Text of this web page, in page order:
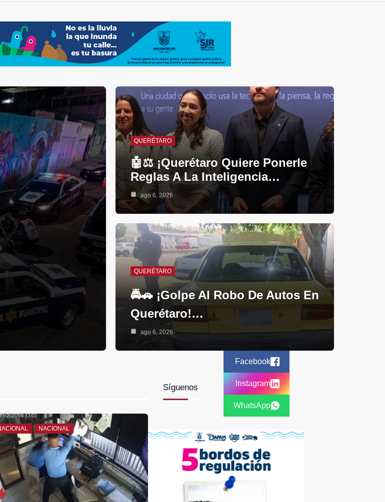
QUERÉTARO
🤖⚖️ ¡Querétaro Quiere Ponerle
Reglas A La Inteligencia…
ago 6, 2026
QUERÉTARO
🚔🚗 ¡Golpe Al Robo De Autos En
Querétaro!…
ago 6, 2026
NACIONAL
Síguenos
Facebook
Instagram
WhatsApp